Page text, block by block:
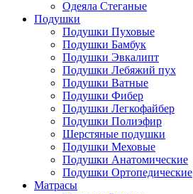
Одеяла Стеганые
Подушки
Подушки Пуховые
Подушки Бамбук
Подушки Эвкалипт
Подушки Лебяжий пух
Подушки Ватные
Подушки Фибер
Подушки Легкофайбер
Подушки Полиэфир
Шерстяные подушки
Подушки Меховые
Подушки Анатомические
Подушки Ортопедические
Матрасы